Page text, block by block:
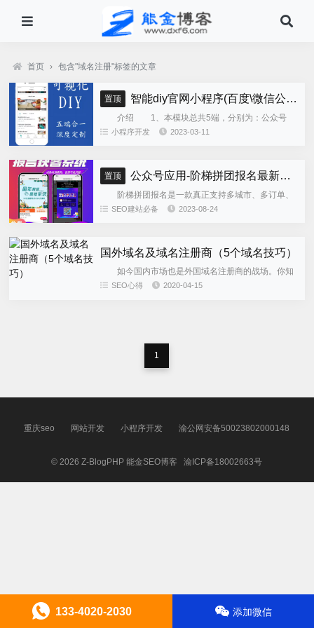
首页 › 包含"域名注册"标签的文章
置顶 智能diy官网小程序(百度\微信公众号\微信小程序\支付宝\抖音小程序)独立版
介绍 1、本模块总共5端，分别为：公众号
h5、微信小程序、百度小程序、支付宝小程序、......
小程序开发 2023-03-11
置顶 公众号应用-阶梯拼团报名最新版本源码程序
阶梯拼团报名是一款真正支持多城市、多订单、
全供应链商业模式，订单统计、核销、一键导出等强
SEO建站必备 2023-08-24
国外域名及域名注册商（5个域名技巧）
如今国内市场也是外国域名注册商的战场。你知
道外国域名注册商有什么吗？今天博主带大家了解一
SEO心得 2020-04-15
1
重庆seo 网站开发 小程序开发 渝公网安备50023802000148
© 2026Z-BlogPHP 能金SEO博客渝ICP备18002663号
133-4020-2030 添加微信